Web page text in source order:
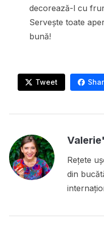
decorează-l cu
Servește toate
bună!
Tweet
Rețete
din